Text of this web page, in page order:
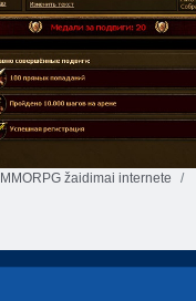
MMORPG žaidimai internete